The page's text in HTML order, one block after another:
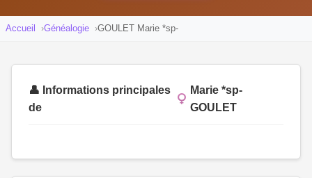
Accueil Généalogie GOULET Marie *sp-
👤 Informations principales
de
Marie *sp-
GOULET